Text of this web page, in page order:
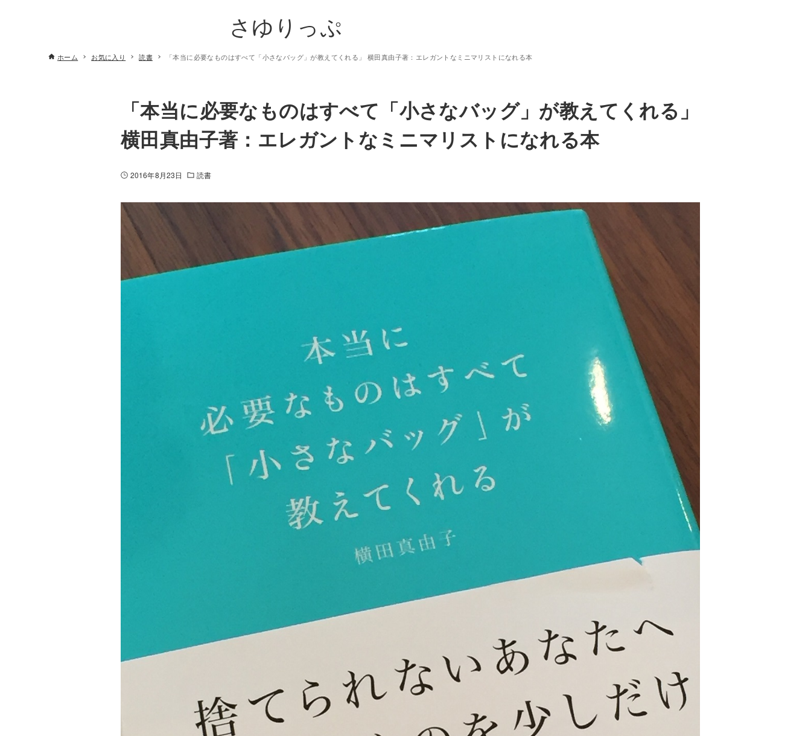
さゆりっぷ
ホーム お気に入り 読書 「本当に必要なものはすべて「小さなバッグ」が教えてくれる」 横田真由子著：エレガントなミニマリストになれる本
「本当に必要なものはすべて「小さなバッグ」が教えてくれる」
横田真由子著：エレガントなミニマリストになれる本
2016年8月23日 読書